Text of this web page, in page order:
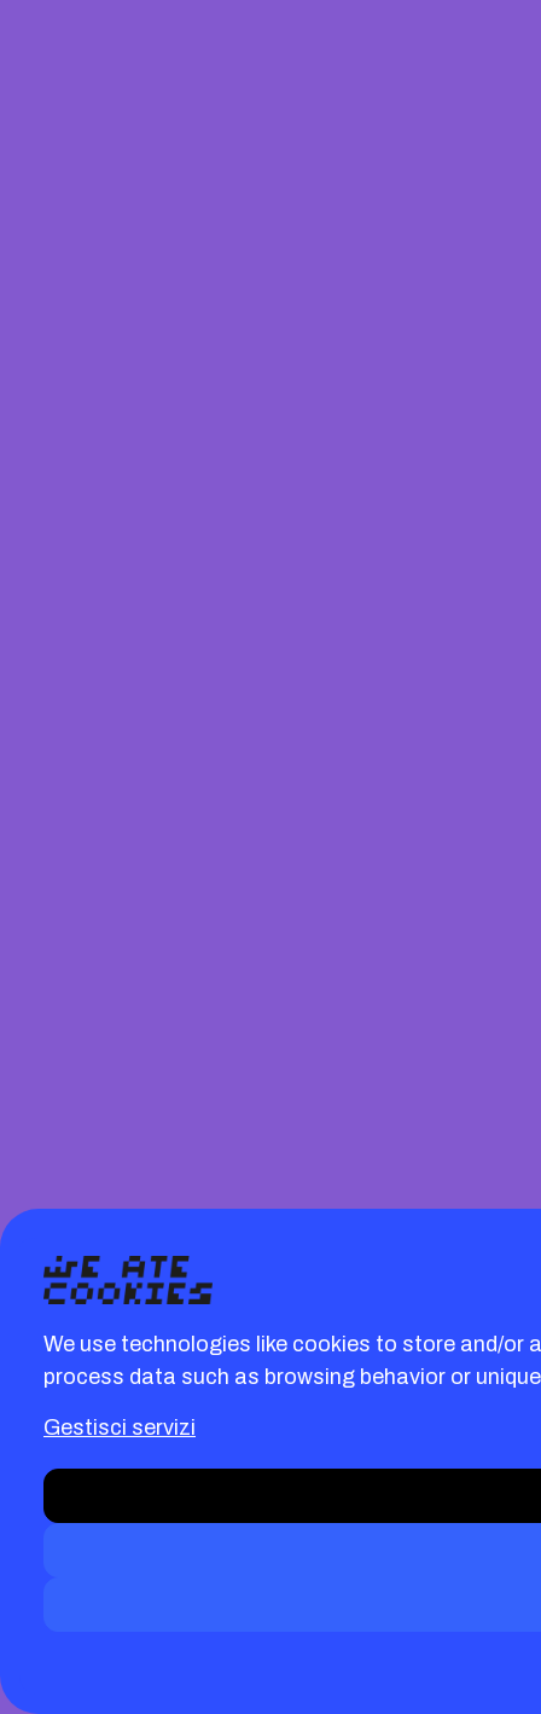
We use technologies like cookies to store and/or
process data such as browsing behavior or
Gestisci servizi